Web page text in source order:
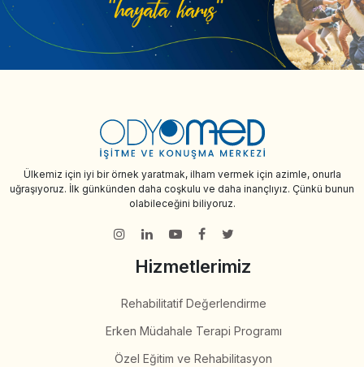
Ülkemiz için iyi bir örnek yaratmak, ilham vermek için azimle, onurla
uğraşıyoruz. İlk günkünden daha coşkulu ve daha inançlıyız. Çünkü bunun
olabileceğini biliyoruz.
Hizmetlerimiz
Rehabilitatif Değerlendirme
Erken Müdahale Terapi Programı
Özel Eğitim ve Rehabilitasyon